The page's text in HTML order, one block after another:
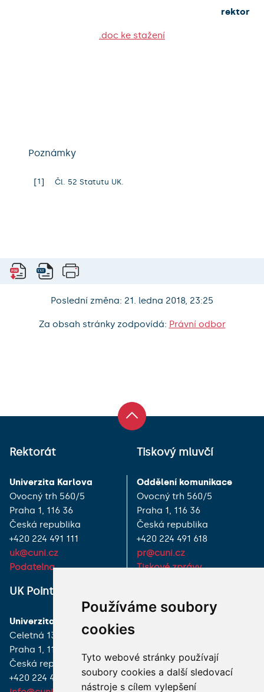
Používáme soubory
cookies
Tyto webové stránky používají
soubory cookies a další sledovací
nástroje s cílem vylepšení
rektor
.doc ke stažení
Poznámky
1 Čl. 52 Statutu UK.
Poslední změna: 21. ledna 2018, 23:25
Za obsah stránky zodpovídá: Právní odbor
Rektorát
Univerzita Karlova
Ovocný trh 560/5
Praha 1, 116 36
Česká republika
+420 224 491 111
uk@cuni.cz
Podatelna
Tiskový mluvčí
Oddělení komunikace
Ovocný trh 560/5
Praha 1, 116 36
Česká republika
+420 224 491 618
pr@cuni.cz
Tiskové zprávy
UK Point
Univerzita Karlova
Celetná 13
Praha 1, 116 36
Česká republika
+420 224 491 850
JAK K NÁM?